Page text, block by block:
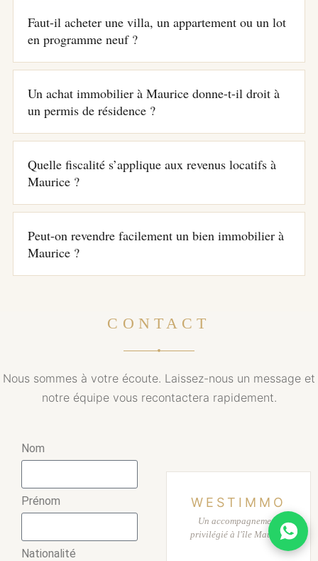
Faut-il acheter une villa, un appartement ou un lot
en programme neuf ?
Un achat immobilier à Maurice donne-t-il droit à
un permis de résidence ?
Quelle fiscalité s’applique aux revenus locatifs à
Maurice ?
Peut-on revendre facilement un bien immobilier à
Maurice ?
CONTACT
Nous sommes à votre écoute. Laissez-nous un message et
notre équipe vous recontactera rapidement.
Nom
Prénom
Nationalité
WESTIMMO
Un accompagnement
privilégié à l'île Maurice